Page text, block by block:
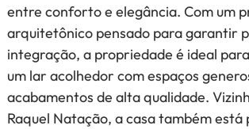
entre conforto e elegância. Com um
arquitetônico pensado para garantir
integração, a propriedade é ideal
um lar acolhedor com espaços
acabamentos de alta qualidade.
Raquel Natação, a casa também está